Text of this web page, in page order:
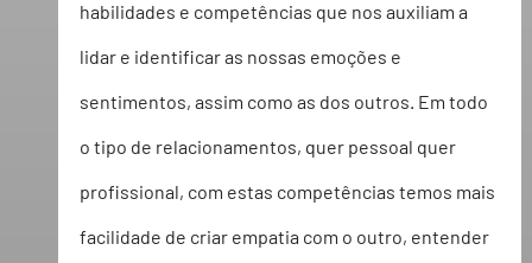
habilidades e competências que nos auxiliam a
lidar e identificar as nossas emoções e
sentimentos, assim como as dos outros. Em todo
o tipo de relacionamentos, quer pessoal quer
profissional, com estas competências temos mais
facilidade de criar empatia com o outro, entender